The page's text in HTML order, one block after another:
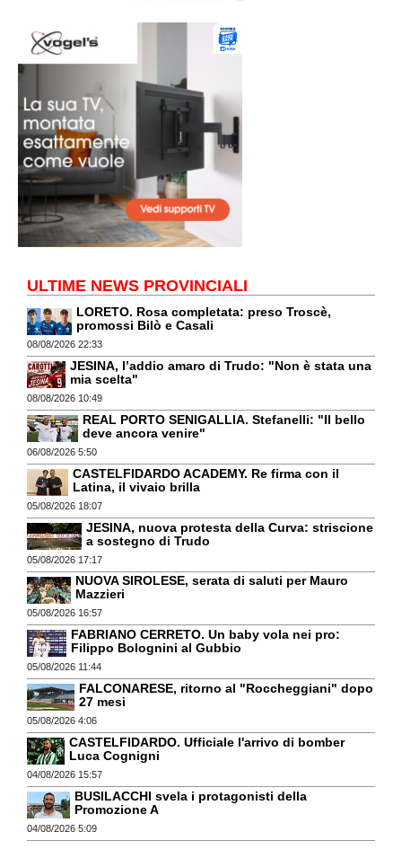
ULTIME NEWS PROVINCIALI
LORETO. Rosa completata: preso Troscè,
promossi Bilò e Casali
08/08/2026 22:33
JESINA, l’addio amaro di Trudo: "Non è stata una
mia scelta"
08/08/2026 10:49
REAL PORTO SENIGALLIA. Stefanelli: "Il bello
deve ancora venire"
06/08/2026 5:50
CASTELFIDARDO ACADEMY. Re firma con il
Latina, il vivaio brilla
05/08/2026 18:07
JESINA, nuova protesta della Curva: striscione
a sostegno di Trudo
05/08/2026 17:17
NUOVA SIROLESE, serata di saluti per Mauro
Mazzieri
05/08/2026 16:57
FABRIANO CERRETO. Un baby vola nei pro:
Filippo Bolognini al Gubbio
05/08/2026 11:44
FALCONARESE, ritorno al "Roccheggiani" dopo
27 mesi
05/08/2026 4:06
CASTELFIDARDO. Ufficiale l'arrivo di bomber
Luca Cognigni
04/08/2026 15:57
BUSILACCHI svela i protagonisti della
Promozione A
04/08/2026 5:09